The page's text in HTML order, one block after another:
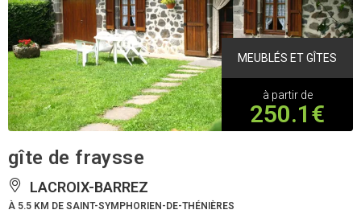
MEUBLÉS ET GÎTES
à partir de
250.1€
gîte de fraysse
LACROIX-BARREZ
À 5.5 KM DE SAINT-SYMPHORIEN-DE-THÉNIÈRES